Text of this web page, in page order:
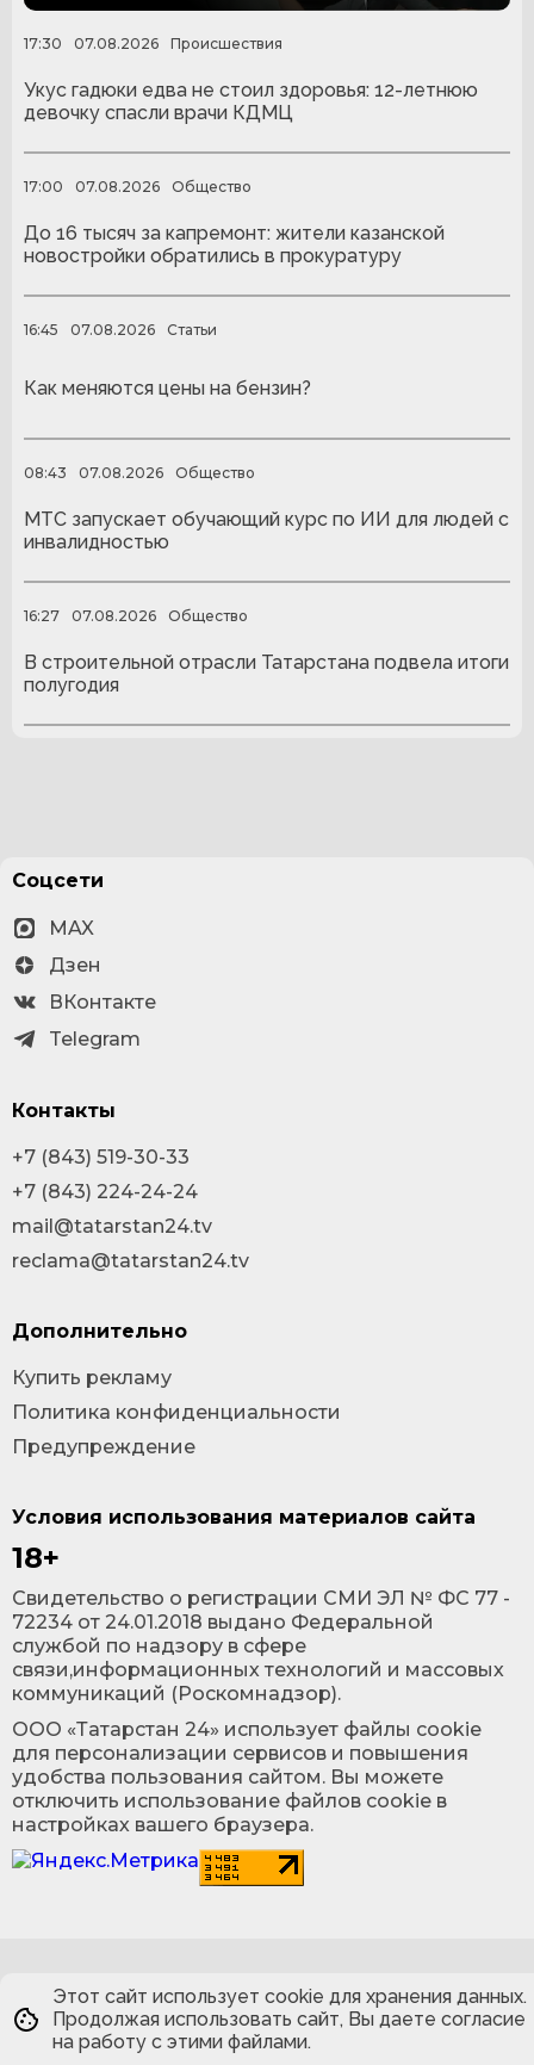
17:30 07.08.2026 Происшествия
Укус гадюки едва не стоил здоровья: 12-летнюю
девочку спасли врачи КДМЦ
17:00 07.08.2026 Общество
До 16 тысяч за капремонт: жители казанской
новостройки обратились в прокуратуру
16:45 07.08.2026 Статьи
Как меняются цены на бензин?
08:43 07.08.2026 Общество
МТС запускает обучающий курс по ИИ для людей с
инвалидностью
16:27 07.08.2026 Общество
В строительной отрасли Татарстана подвела итоги
полугодия
Условия использования материалов сайта
18+
Cвидетельство о регистрации СМИ ЭЛ № ФС 77 -
72234 от 24.01.2018 выдано Федеральной
службой по надзору в сфере
связи,информационных технологий и массовых
коммуникаций (Роскомнадзор).
ООО «Татарстан 24» использует файлы cookie
для персонализации сервисов и повышения
удобства пользования сайтом. Вы можете
отключить использование файлов cookie в
настройках вашего браузера.
Соцсети
MAX
Дзен
ВКонтакте
Telegram
Контакты
+7 (843) 519-30-33
+7 (843) 224-24-24
mail@tatarstan24.tv
reclama@tatarstan24.tv
Дополнительно
Купить рекламу
Политика конфиденциальности
Предупреждение
Этот сайт использует cookie для хранения данных.
Продолжая использовать сайт, Вы даете согласие
на работу с этими файлами.